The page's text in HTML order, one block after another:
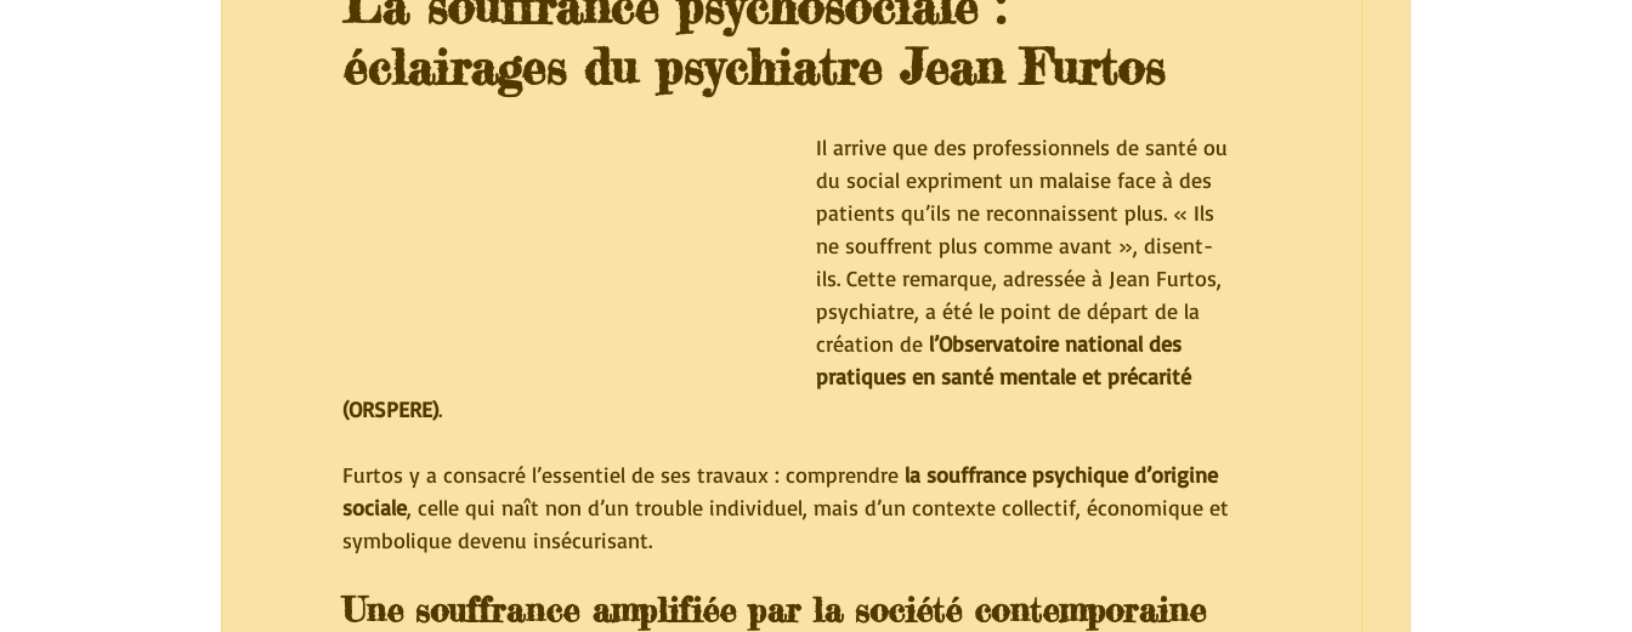
éclairages du psychiatre Jean Furtos
Il arrive que des professionnels de santé ou
du social expriment un malaise face à des
patients qu’ils ne reconnaissent plus. « Ils
ne souffrent plus comme avant », disent-
ils. Cette remarque, adressée à Jean Furtos,
psychiatre, a été le point de départ de la
création de l’Observatoire national des
pratiques en santé mentale et précarité
(ORSPERE).
Furtos y a consacré l’essentiel de ses travaux : comprendre la souffrance psychique d’origine
sociale, celle qui naît non d’un trouble individuel, mais d’un contexte collectif, économique et
symbolique devenu insécurisant.
Une souffrance amplifiée par la société contemporaine